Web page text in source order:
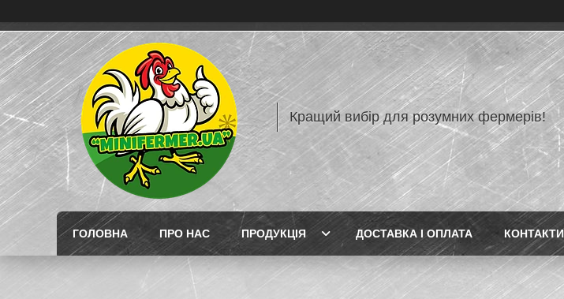
Кращий вибір для розумних фермерів!
ГОЛОВНА ПРО НАС ПРОДУКЦІЯ ДОСТАВКА І ОПЛАТА КОНТАКТИ